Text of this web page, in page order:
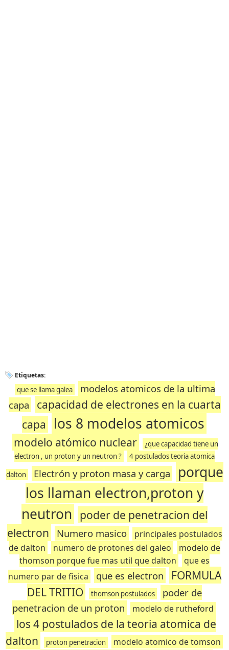
Etiquetas:
que se llama galea
modelos atomicos de la ultima
capa
capacidad de electrones en la cuarta
capa
los 8 modelos atomicos
modelo atómico nuclear
¿que capacidad tiene un
electron , un proton y un neutron ?
4 postulados teoria atomica
dalton
Electrón y proton masa y carga
porque
los llaman electron,proton y
neutron poder de penetracion del
electron
Numero masico
principales postulados
de dalton
numero de protones del galeo
modelo de
thomson porque fue mas util que dalton
que es
numero par de fisica
que es electron
FORMULA
DEL TRITIO
thomson postulados
poder de
penetracion de un proton
modelo de rutheford
los 4 postulados de la teoria atomica de
dalton
proton penetracion modelo atomico de tomson